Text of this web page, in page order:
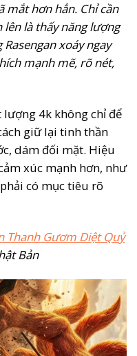
mắt hơn hẳn. Chỉ cần
là thấy năng lượng
xoáy ngay
mạnh mẽ, rõ nét,
lượng 4k không chỉ để
giữ lại tinh thần
dám đối mặt. Hiệu
xúc mạnh hơn, như
có mục tiêu rõ
Thanh Gươm Diệt Quỷ
Bản